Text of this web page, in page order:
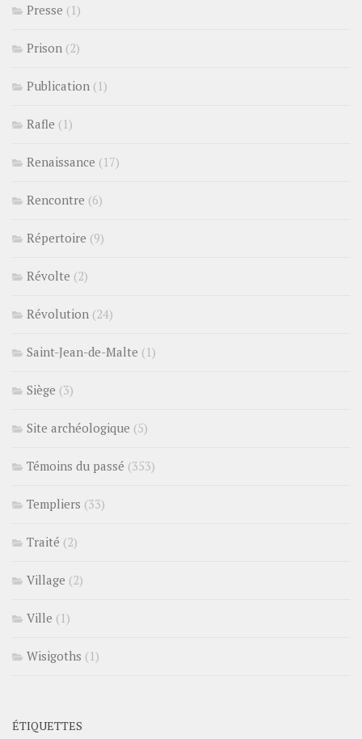
Presse (1)
Prison (2)
Publication (1)
Rafle (1)
Renaissance (17)
Rencontre (6)
Répertoire (9)
Révolte (2)
Révolution (24)
Saint-Jean-de-Malte (1)
Siège (3)
Site archéologique (5)
Témoins du passé (353)
Templiers (33)
Traité (2)
Village (2)
Ville (1)
Wisigoths (1)
ÉTIQUETTES